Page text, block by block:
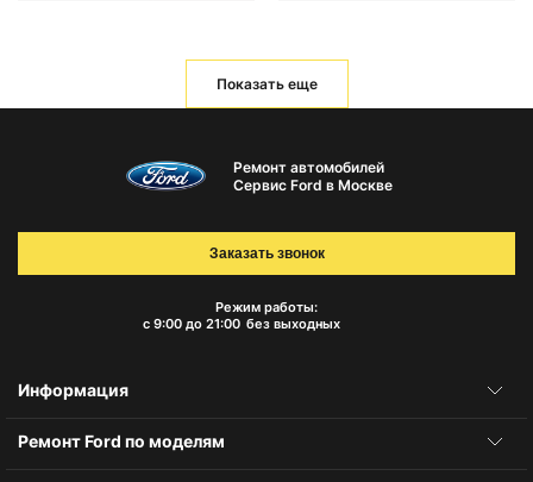
Показать еще
Ремонт автомобилей
Сервис Ford в Москве
Режим работы:
с 9:00 до 21:00 без выходных
Заказать звонок
Информация
Ремонт Ford по моделям